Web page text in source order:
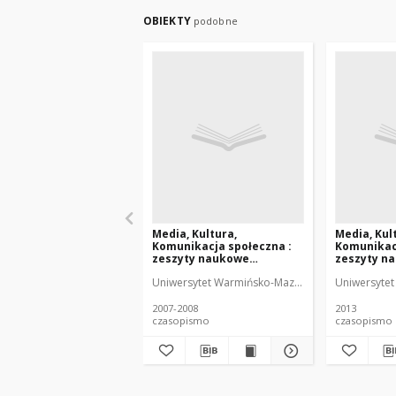
OBIEKTY podobne
Media, Kultura,
Komunikacja społeczna :
zeszyty naukowe
Komunikacji Społecznej
Uniwersytet Warmińsko-Mazurski (Olsztyn).
2007-2008
czasopismo
Media,
zeszyty
2013
czasopismo